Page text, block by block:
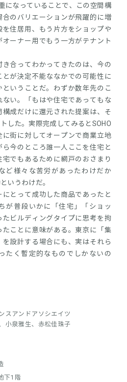
になっていることで、この空間構
のバリエーションが飛躍的に増
住居用、もう片方をショップや
ーナー用でもう一方がテナント
合ってわかってきたのは、今の
が決定不能ななかでの可能性に
いうことだ。わずか数年先のこ
ない。「もはや住宅であってもな
構成だけに還元された提案は、そ
した。実際完成してみるとSOHO
街に対してオープンで商業立地
今のところ誰一人ここを住宅と
でもあるために網戸のおさまり
ど様々な苦労があったわけだか
いうわけだ。
とって成功した商品であったと
が普段いかに「住宅」「ショッ
ビルディングタイプに思考を拘
ことに意味がある。東京に「集
設計する場合にも、実はそれら
たく暫定的なものでしかないの
スアンドアソシエイツ
小泉雅生、赤松佳珠子
下1階